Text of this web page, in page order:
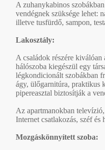
A zuhanykabinos
vendégnek szüksége lehet:
illetve tusfürdő, sampon,
Lakosztály:
A családok részére
hálószoba kiegészül egy
légkondicionált szobákban
ágy, ülőgarnitúra, praktikus
pipereasztal biztosítják a
Az apartmanokban
Internet csatlakozás, széf
Mozgáskönnyített szoba: